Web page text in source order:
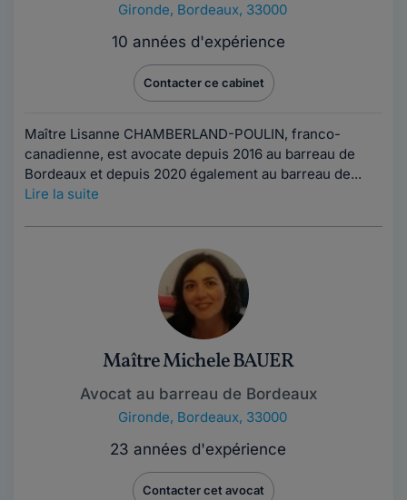
Gironde, Bordeaux, 33000
10 années d'expérience
Contacter ce cabinet
Maître Lisanne CHAMBERLAND-POULIN, franco-
canadienne, est avocate depuis 2016 au barreau de
Bordeaux et depuis 2020 également au barreau de...
Lire la suite
Maître Michele BAUER
Avocat au barreau de Bordeaux
Gironde, Bordeaux, 33000
23 années d'expérience
Contacter cet avocat